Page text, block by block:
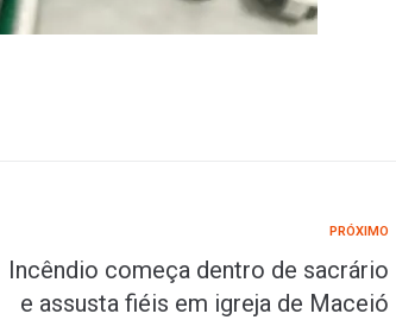
PRÓXIMO
Incêndio começa dentro de sacrário
e assusta fiéis em igreja de Maceió